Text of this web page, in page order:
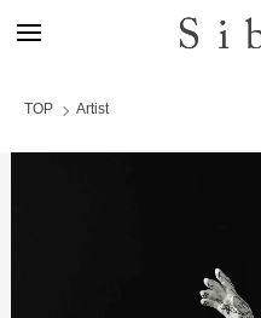
TOP Artist